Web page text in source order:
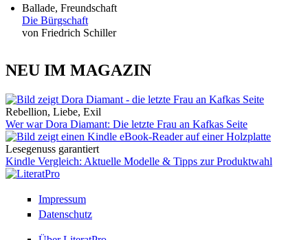
Ballade, Freundschaft
Die Bürgschaft
von Friedrich Schiller
NEU IM MAGAZIN
Rebellion, Liebe, Exil
Wer war Dora Diamant: Die letzte Frau an Kafkas Seite
Lesegenuss garantiert
Kindle Vergleich: Aktuelle Modelle & Tipps zur Produktwahl
Impressum
Datenschutz